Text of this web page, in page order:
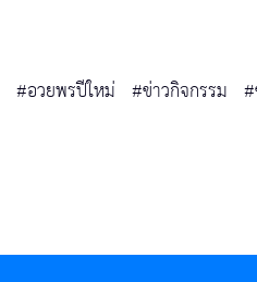
#อวยพรปีใหม่ #ข่าวกิจกรรม